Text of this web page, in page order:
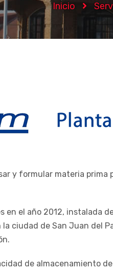
Inicio
y formular materia prima
en el año 2012, instalada
ciudad de San Juan del
de almacenamiento